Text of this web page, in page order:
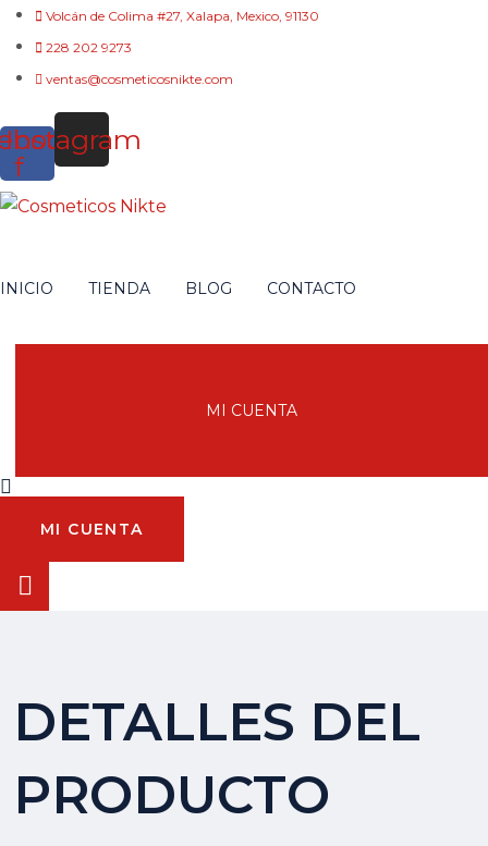
Volcán de Colima #27, Xalapa, Mexico, 91130
228 202 9273
ventas@cosmeticosnikte.com
f
Instagram
INICIO TIENDA BLOG CONTACTO
MI CUENTA
MI CUENTA
DETALLES DEL
PRODUCTO